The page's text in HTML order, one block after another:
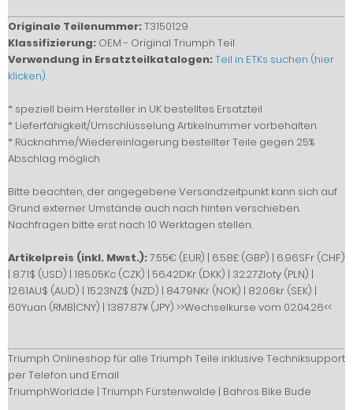
Originale Teilenummer:T3150129
Klassifizierung: OEM - Original Triumph Teil
Verwendung in Ersatzteilkatalogen:Teil in ETKs suchen (hier
klicken).
* speziell beim Hersteller in UK bestelltes Ersatzteil
* Lieferfähigkeit/Umschlüsselung Artikelnummer vorbehalten
* Rücknahme/Wiedereinlagerung bestellter Teile gegen 25%
Abschlag möglich
Bitte beachten, der angegebene Versandzeitpunkt kann sich auf
Grund externer Umstände auch nach hinten verschieben.
Nachfragen bitte erst nach 10 Werktagen stellen.
Artikelpreis (inkl. Mwst.):7.55€ (EUR) | 6.58£ (GBP) | 6.96SFr (CHF)
| 8.71$ (USD) | 185.05Kc (CZK) | 56.42DKr (DKK) | 32.27Zloty (PLN) |
12.61AU$ (AUD) | 15.23NZ$ (NZD) | 84.79NKr (NOK) | 82.06kr (SEK) |
60Yuan (RMB|CNY) | 1387.87¥ (JPY) >>Wechselkurse vom 02.04.26<<
Triumph Onlineshop für alle Triumph Teile inklusive Techniksupport
per Telefon und Email
TriumphWorld.de | Triumph Fürstenwalde | Bahros Bike Bude